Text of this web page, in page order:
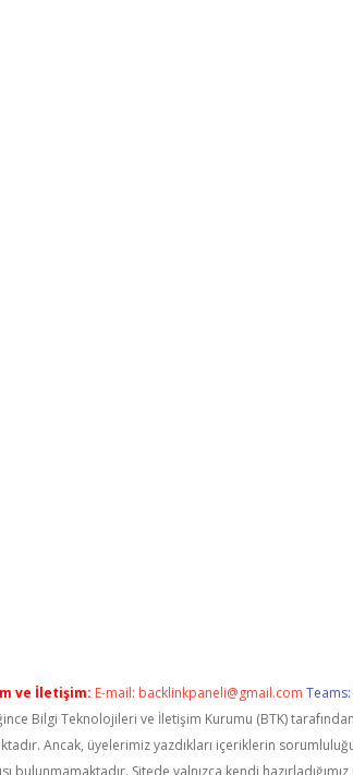
ve İletişim: E-mail: backlinkpaneli@gmail.com Teams:
Bilgi Teknolojileri ve İletişim Kurumu (BTK)
Ancak, üyelerimiz yazdıkları içeriklerin
bulunmamaktadır. Sitede yalnızca kendi